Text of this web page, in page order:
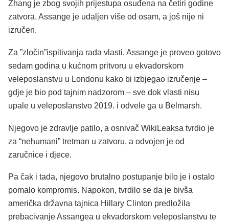
Zhang je zbog svojih prijestupa osuđena na četiri godine
zatvora. Assange je udaljen više od osam, a još nije ni
izručen.
Za ”zločin”ispitivanja rada vlasti, Assange je proveo gotovo
sedam godina u kućnom pritvoru u ekvadorskom
veleposlanstvu u Londonu kako bi izbjegao izručenje –
gdje je bio pod tajnim nadzorom – sve dok vlasti nisu
upale u veleposlanstvo 2019. i odvele ga u Belmarsh.
Njegovo je zdravlje patilo, a osnivač WikiLeaksa tvrdio je
za “nehumani” tretman u zatvoru, a odvojen je od
zaručnice i djece.
Pa čak i tada, njegovo brutalno postupanje bilo je i ostalo
pomalo kompromis. Napokon, tvrdilo se da je bivša
američka državna tajnica Hillary Clinton predložila
prebacivanje Assangea u ekvadorskom veleposlanstvu te